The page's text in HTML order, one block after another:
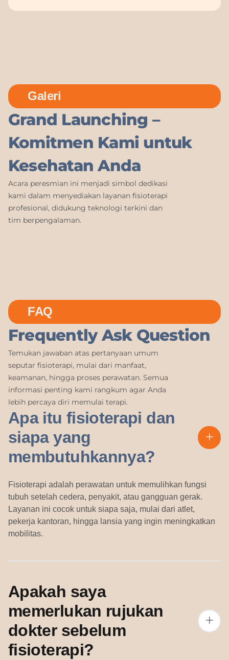
Galeri
Grand Launching –
Komitmen Kami untuk
Kesehatan Anda
Acara peresmian ini menjadi simbol dedikasi
kami dalam menyediakan layanan fisioterapi
profesional, didukung teknologi terkini dan
tim berpengalaman.
FAQ
Frequently Ask Question
Temukan jawaban atas pertanyaan umum
seputar fisioterapi, mulai dari manfaat,
keamanan, hingga proses perawatan. Semua
informasi penting kami rangkum agar Anda
lebih percaya diri memulai terapi.
Apa itu fisioterapi dan
siapa yang
membutuhkannya?
Fisioterapi adalah perawatan untuk memulihkan fungsi
tubuh setelah cedera, penyakit, atau gangguan gerak.
Layanan ini cocok untuk siapa saja, mulai dari atlet,
pekerja kantoran, hingga lansia yang ingin meningkatkan
mobilitas.
Apakah saya
memerlukan rujukan
dokter sebelum
fisioterapi?